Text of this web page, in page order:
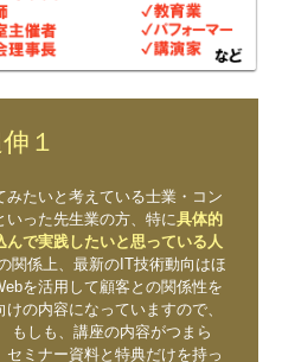
１
たいと考えている士業・コン
った先生業の方、特に具体的
で実践したいと思っている人
関係上、最新のIT技術動向はほ
を活用して顧客との関係性を
の内容になっていますので、
もしも、講座の内容がつまら
ミナー資料と特典だけを持っ